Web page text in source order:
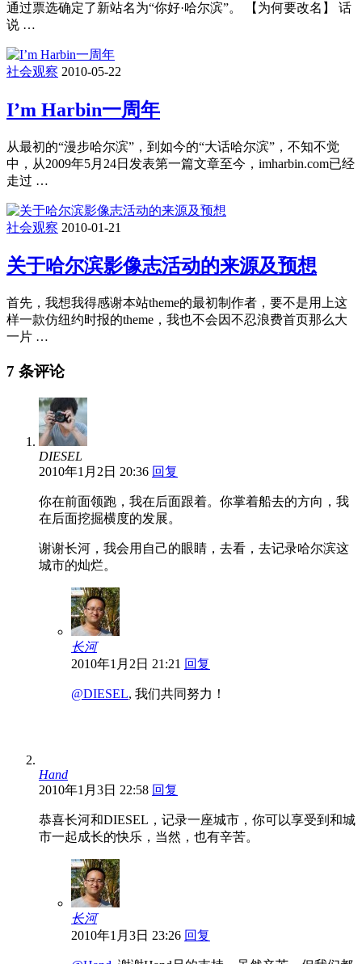
通过票选确定了新站名为“你好·哈尔滨”。 【为何要改名】 话
说 …
社会观察 2010-05-22
I’m Harbin一周年
从最初的“漫步哈尔滨”，到如今的“大话哈尔滨”，不知不觉
中，从2009年5月24日发表第一篇文章至今，imharbin.com已经
走过 …
社会观察 2010-01-21
关于哈尔滨影像志活动的来源及预想
首先，我想我得感谢本站theme的最初制作者，要不是用上这
样一款仿纽约时报的theme，我也不会因不忍浪费首页那么大
一片 …
7 条评论
DIESEL
2010年1月2日 20:36 回复
你在前面领跑，我在后面跟着。你掌着船去的方向，我
在后面挖掘横度的发展。
谢谢长河，我会用自己的眼睛，去看，去记录哈尔滨这
城市的灿烂。
长河
2010年1月2日 21:21 回复
@DIESEL, 我们共同努力！
Hand
2010年1月3日 22:58 回复
恭喜长河和DIESEL，记录一座城市，你可以享受到和城
市一起成长的快乐，当然，也有辛苦。
长河
2010年1月3日 23:26 回复